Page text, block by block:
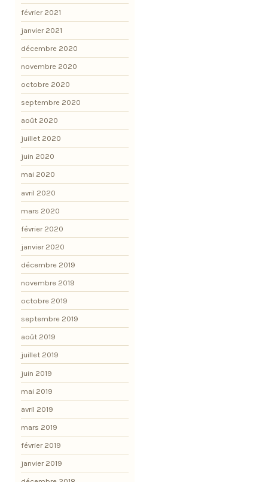
février 2021
janvier 2021
décembre 2020
novembre 2020
octobre 2020
septembre 2020
août 2020
juillet 2020
juin 2020
mai 2020
avril 2020
mars 2020
février 2020
janvier 2020
décembre 2019
novembre 2019
octobre 2019
septembre 2019
août 2019
juillet 2019
juin 2019
mai 2019
avril 2019
mars 2019
février 2019
janvier 2019